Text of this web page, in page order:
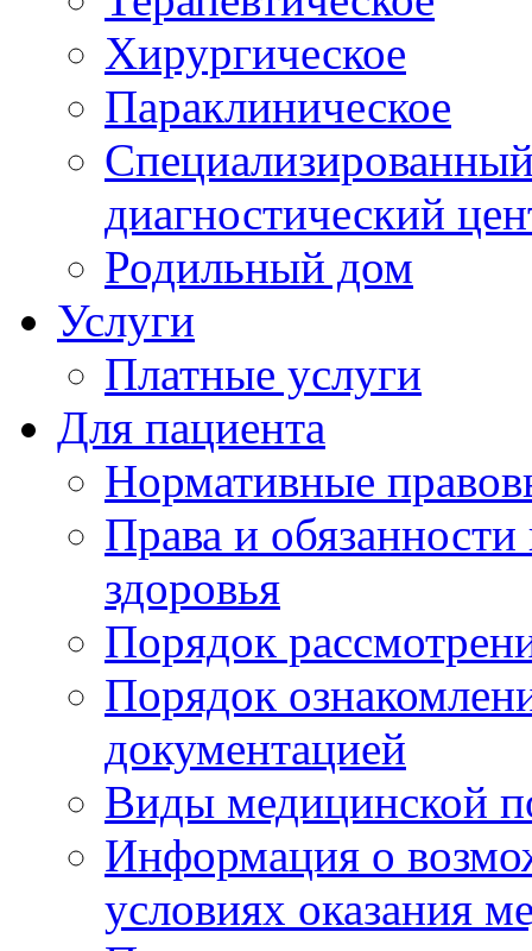
Хирургическое
Параклиническое
диагностический
Родильный дом
Услуги
Платные услуги
Для пациента
Нормативные
Права и
здоровья
Порядок
Порядок
документацией
Виды медицинской
Информация о
условиях оказания